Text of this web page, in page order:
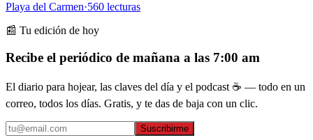
Playa del Carmen·560 lecturas
📰 Tu edición de hoy
Recibe el periódico de mañana a las 7:00 am
El diario para hojear, las claves del día y el podcast ☕ — todo en un
correo, todos los días. Gratis, y te das de baja con un clic.
Suscribirme